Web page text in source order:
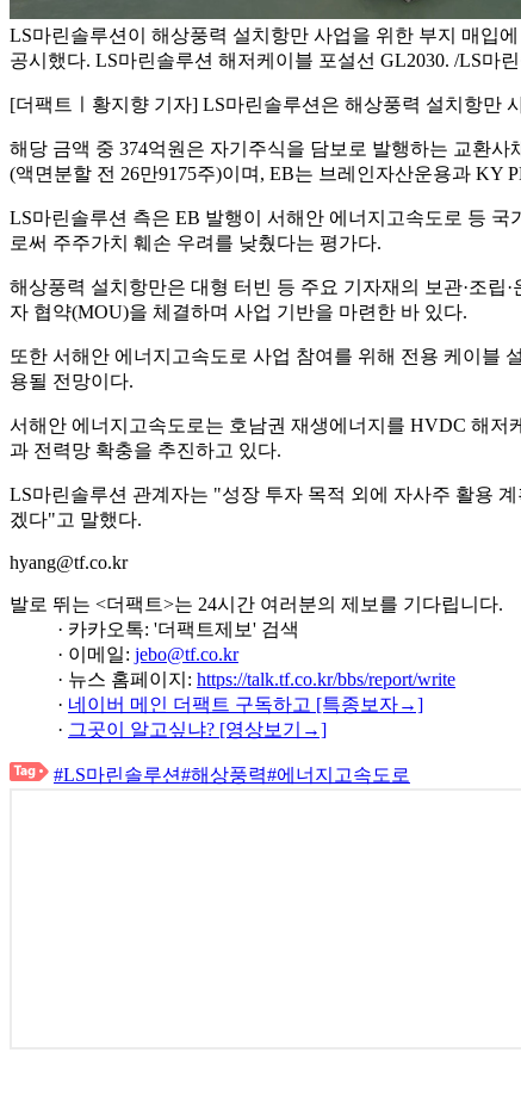
LS마린솔루션이 해상풍력 설치항만 사업을 위한 부지 매입
공시했다. LS마린솔루션 해저케이블 포설선 GL2030. /LS마
[더팩트ㅣ황지향 기자] LS마린솔루션은 해상풍력 설치항만
해당 금액 중 374억원은 자기주식을 담보로 발행하는 교환
(액면분할 전 26만9175주)이며, EB는 브레인자산운용과 KY
LS마린솔루션 측은 EB 발행이 서해안 에너지고속도로 등
로써 주주가치 훼손 우려를 낮췄다는 평가다.
해상풍력 설치항만은 대형 터빈 등 주요 기자재의 보관·조립
자 협약(MOU)을 체결하며 사업 기반을 마련한 바 있다.
또한 서해안 에너지고속도로 사업 참여를 위해 전용 케이블
용될 전망이다.
서해안 에너지고속도로는 호남권 재생에너지를 HVDC 해저
과 전력망 확충을 추진하고 있다.
LS마린솔루션 관계자는 "성장 투자 목적 외에 자사주 활용
겠다"고 말했다.
hyang@tf.co.kr
발로 뛰는 <더팩트>는 24시간 여러분의 제보를 기다립니다.
· 카카오톡: '더팩트제보' 검색
· 이메일: jebo@tf.co.kr
· 뉴스 홈페이지: https://talk.tf.co.kr/bbs/report/write
· 네이버 메인 더팩트 구독하고 [특종보자→]
· 그곳이 알고싶냐? [영상보기→]
#LS마린솔루션#해상풍력#에너지고속도로